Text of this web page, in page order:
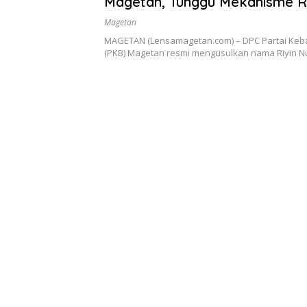
Paripurna
Magetan
MAGETAN (Lensamagetan.com) – DPC Partai
(PKB) Magetan resmi mengusulkan nama Riyin